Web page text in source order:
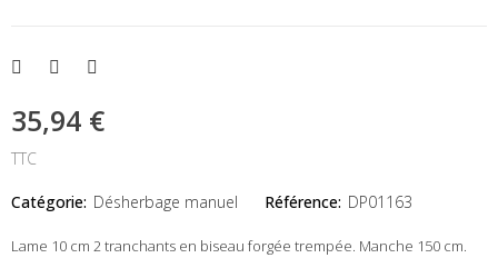
35,94 €
TTC
Catégorie: Désherbage manuel Référence: DP01163
Lame 10 cm 2 tranchants en biseau forgée trempée. Manche 150 cm.